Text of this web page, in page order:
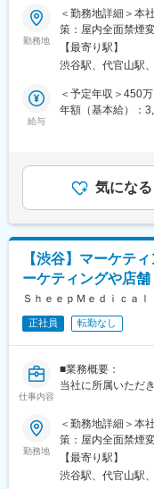
■業務概要：
グループ会社が運
ーケティングに携
GoogleやYahoo！
来られた方を募集
歯科矯正マーケテ
ウハウをもつマー
■業務内容詳細：
◇各WEB媒体の広
・Googleリスティ
・LPOの企画立案
画広告／記事LP／
ィング・制作ディ
る社内、社外関係
※スキル次第では
構築などもお任せ
■組織構成
意とする分野で活
30代～40代のメン
あります。
遠方のメンバーも
勤務地
＜勤務地詳細＞本
策：屋内全面禁煙
ーク含む）
【最寄り駅】
渋谷駅、代官山駅
給与
＜予定年収＞450
年額（基本給）：
あくまでも目安の
ります。月給(月
気になる
【渋谷】マーケテ
ーケティングや店
ＳｈｅｅｐＭｅｄｉｃａ
正社員 転勤なし
仕事内容
■業務概要：
当社に所属いただ
■業務内容詳細：
◇2名～のチームマ
◇予実管理
◇予算計画策定
勤務地
＜勤務地詳細＞本
策：屋内全面禁煙
ーク含む）
【最寄り駅】
渋谷駅、代官山駅